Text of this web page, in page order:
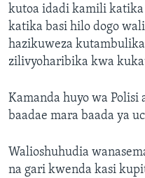
kutoa idadi kamili
katika basi hilo dogo
hazikuweza
zilivyoharibika kwa
Kamanda huyo wa
baadae mara baada ya
Walioshuhudia
na gari kwenda kasi